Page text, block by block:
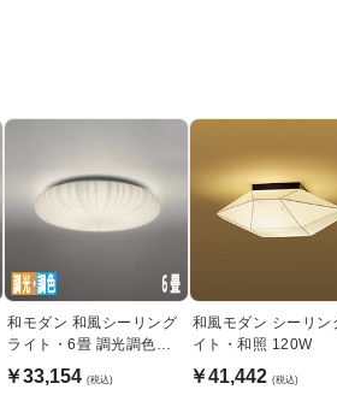
和モダン 和風シーリング
ライト・6畳 調光調色機
能 | リモコン付
￥33,154 (税込)
和風モダン シーリン
イト・和照 120W
￥41,442 (税込)